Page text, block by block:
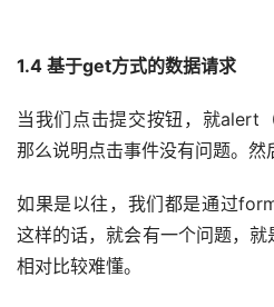
1.4 基于get方式的数据请求
当我们点击提交按钮，就alert
那么说明点击事件没有问题。然
如果是以往，我们都是通过
这样的话，就会有一个问题，
相对比较难懂。